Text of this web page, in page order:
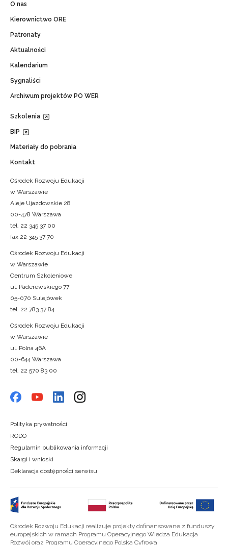
O nas
Kierownictwo ORE
Patronaty
Aktualności
Kalendarium
Sygnaliści
Archiwum projektów PO WER
Szkolenia
BIP
Materiały do pobrania
Kontakt
Ośrodek Rozwoju Edukacji
w Warszawie
Aleje Ujazdowskie 28
00-478 Warszawa
tel. 22 345 37 00
fax 22 345 37 70
Ośrodek Rozwoju Edukacji
w Warszawie
Centrum Szkoleniowe
ul. Paderewskiego 77
05-070 Sulejówek
tel. 22 783 37 84
Ośrodek Rozwoju Edukacji
w Warszawie
ul. Polna 46A
00-644 Warszawa
tel. 22 570 83 00
Polityka prywatności
RODO
Regulamin publikowania informacji
Skargi i wnioski
Deklaracja dostępności serwisu
Ośrodek Rozwoju Edukacji realizuje projekty dofinansowane z funduszy
europejskich w ramach Programu Operacyjnego Wiedza Edukacja
Rozwój oraz Programu Operacyjnego Polska Cyfrowa